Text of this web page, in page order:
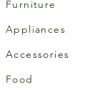
Furniture
Appliances
Accessories
Food